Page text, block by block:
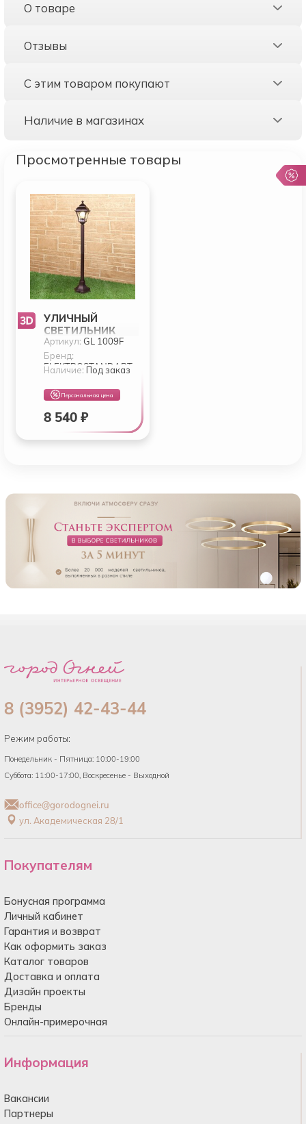
О товаре
Отзывы
С этим товаром покупают
Наличие в магазинах
Просмотренные товары
УЛИЧНЫЙ
СВЕТИЛЬНИК
ELEKTROSTANDAR
T APUS GL 1009F
Артикул:GL 1009F
Бренд:
ELEKTROSTANDART
Наличие: Под заказ
Персональная цена
8 540 ₽
8 (3952) 42-43-44
Режим работы:
Понедельник - Пятница: 10:00-19:00
Суббота: 11:00-17:00, Воскресенье - Выходной
office@gorodognei.ru
ул. Академическая 28/1
Покупателям
Бонусная программа
Личный кабинет
Гарантия и возврат
Как оформить заказ
Каталог товаров
Доставка и оплата
Дизайн проекты
Бренды
Онлайн-примерочная
Информация
Вакансии
Партнеры